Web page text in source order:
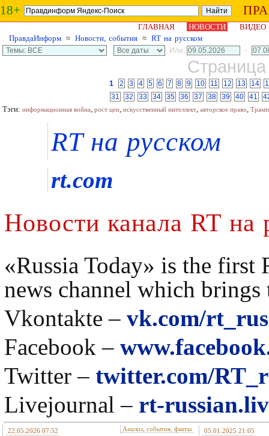
18+
ГЛАВНАЯ НОВОСТИ
ВИДЕО
ПравдаИнформ ≈ Новости, события ≈ RT на русском
Или: –
1 2 3 4 5 6 7 8 9 10 11 12 13 14
31
32 33 34 35 36 37 38 39 40 41
Тэги: информационная война, рост цен, искусственный интеллект, авторское право, Трамп
RT на русском
rt.com
Новости канала RT на
«Russia Today» is the first
news channel which
Vkontakte – vk.com/
Facebook –
Twitter – twitter.com/
Livejournal – rt-
22.05.2026 07:52 Анализ, события, факты 05.01.2025 21:05